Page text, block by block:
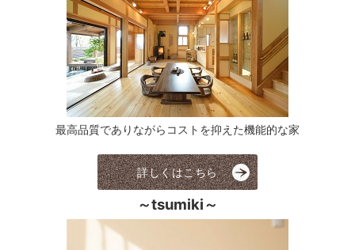
最高品質でありながらコストを抑えた機能的な家
詳しくはこちら
～tsumiki～